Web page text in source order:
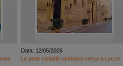
Data: 12/05/2026
Le piste ciclabili cambiano verso a Lecce